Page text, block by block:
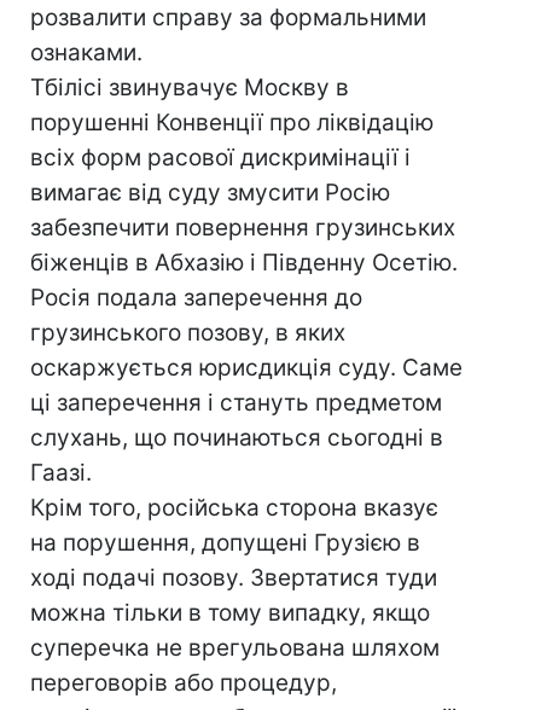
розвалити справу за формальними
ознаками.
Тбілісі звинувачує Москву в
порушенні Конвенції про ліквідацію
всіх форм расової дискримінації і
вимагає від суду змусити Росію
забезпечити повернення грузинських
біженців в Абхазію і Південну Осетію.
Росія подала заперечення до
грузинського позову, в яких
оскаржується юрисдикція суду. Саме
ці заперечення і стануть предметом
слухань, що починаються сьогодні в
Гаазі.
Крім того, російська сторона вказує
на порушення, допущені Грузією в
ході подачі позову. Звертатися туди
можна тільки в тому випадку, якщо
суперечка не врегульована шляхом
переговорів або процедур,